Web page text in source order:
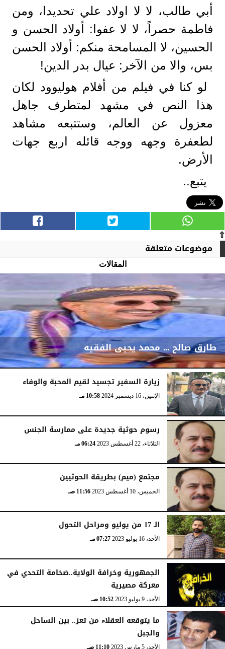
أبي طالب، لا لا اولاد علي تحديدا، ومن
فاطمة حصراً، لا لا عفوا: أولاد الحسن و
الحسين، لا المسامحة منكم: أولاد الحسن
بس، والا من الآخر: عيال بدر الدين!
لو كنا في فيلم من أفلام هوليوود لكان
هذا النص في مشهد لمتطرف جاهل
معزول عن العالم، وستتبعه مشاهد
لطعفرة وجهه ووجه قائله اربع جهات
الأرض.
يتبع..
⇧
موضوعات متعلقة
المقالات
طارق صالح ... محمد يحيى الفقيه
الإثنين، 5 يناير 2026 03:48 مـ
زيارة السفير تجسيد لقيم المحبة والوفاء
الإثنين، 16 ديسمبر 2024 10:58 مـ
رسوم حوثية جديدة على ممارسة الجنس
الثلاثاء، 22 أغسطس 2023 06:24 مـ
مجتمع (ميم) بطريقة الحوثيين
الخميس، 10 أغسطس 2023 11:56 صـ
الـ 17 من يوليو ومراحل التحول
الأحد، 16 يوليو 2023 07:27 مـ
الجمهورية وخرافة الولاية..ضخامة التحدي في
معركة مصيرية
الأحد، 9 يوليو 2023 10:52 صـ
ما يتوقعه العقلاء من تعز.. بين الساحل
والجبل
الأحد، 5 مارس 2023 11:10 صـ